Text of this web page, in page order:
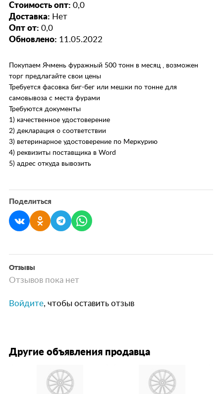
Стоимость опт: 0,0
Доставка: Нет
Опт от: 0,0
Обновлено: 11.05.2022
Покупаем Ячмень фуражный 500 тонн в месяц , возможен
торг предлагайте свои цены
Требуется фасовка биг-бег или мешки по тонне для
самовывоза с места фурами
Требуются документы
1) качественное удостоверение
2) декларация о соответствии
3) ветеринарное удостоверение по Меркурию
4) реквизиты поставщика в Word
5) адрес откуда вывозить
Поделиться
Отзывы
Отзывов пока нет
Войдите, чтобы оставить отзыв
Другие объявления продавца